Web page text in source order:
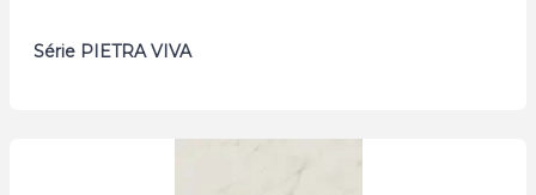
Série PIETRA VIVA